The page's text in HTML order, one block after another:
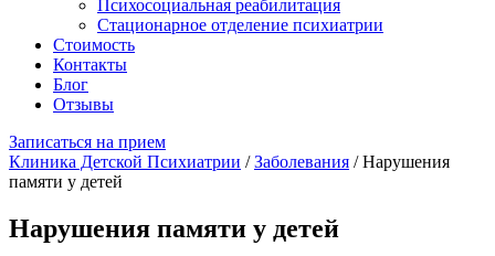
Психосоциальная реабилитация
Стационарное отделение психиатрии
Стоимость
Контакты
Блог
Отзывы
Записаться на прием
Клиника Детской Психиатрии /Заболевания /Нарушения
памяти у детей
Нарушения памяти у детей